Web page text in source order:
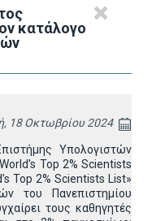
κατάλογο
18 Οκτωβρίου 2024
Υπολογιστών
Top 2% Scientists
Top 2% Scientists List»
του Πανεπιστημίου
τους καθηγητές